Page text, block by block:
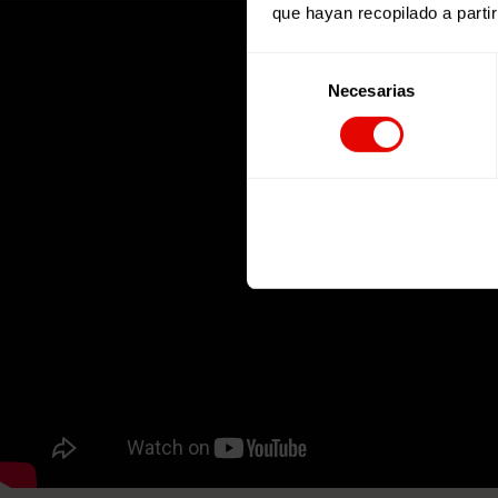
que hayan recopilado a
consentimiento
Necesarias